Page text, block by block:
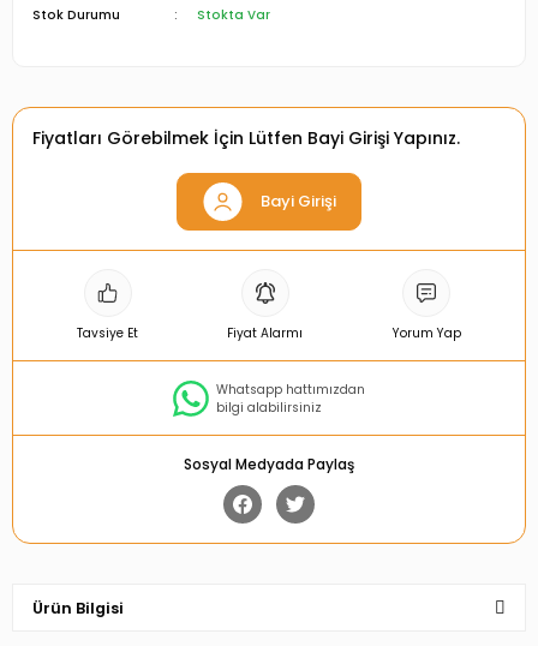
Stok Durumu
Stokta Var
Fiyatları Görebilmek İçin Lütfen Bayi Girişi Yapınız.
Bayi Girişi
Tavsiye Et Fiyat Alarmı Yorum Yap
Whatsapp hattımızdan
bilgi alabilirsiniz
Sosyal Medyada Paylaş
Ürün Bilgisi